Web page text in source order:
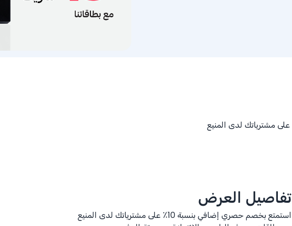
تفاصيل العرض
استمتع بخصم حصري إضافي بنسبة 10٪ على مشترياتك لدى المنيع